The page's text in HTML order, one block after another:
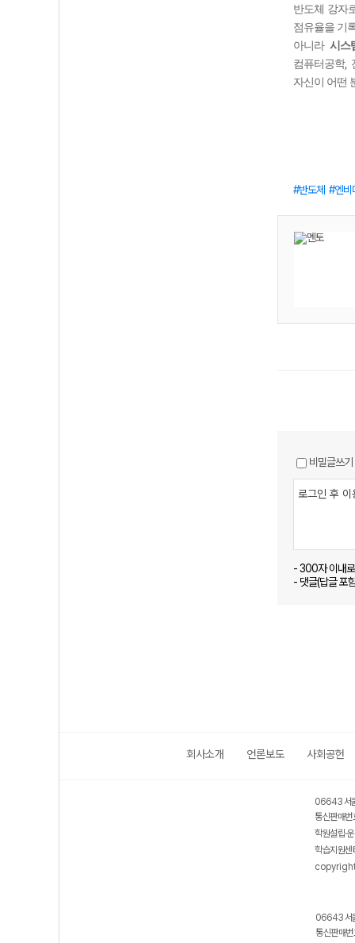
반도체 강자
점유율을 기
아니라 시스
컴퓨터공학,
자신이 어떤
반도체 엔비
비밀글쓰기
- 300자 이내
- 댓글(답글 포
회사소개 언론보도 사회공헌
06643 서
통신판매
학원설립·
학습지원
06643 서
통신판매